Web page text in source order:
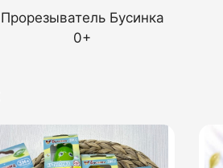
Прорезыватель Бусинка
0+